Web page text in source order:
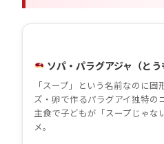
ソパ・パラグアジャ（とう
「スープ」という名前なのに
ズ・卵で作るパラグアイ独特の
主食で子どもが「スープじゃな
メ。